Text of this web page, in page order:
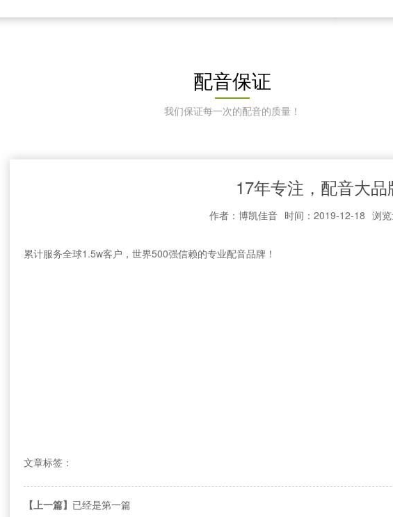
配音保证
我们保证每一次的配音的质量！
17年专注，配音大品
作者：博凯佳音 时间：2019-12-18 浏
累计服务全球1.5w客户，世界500强信赖的专业配音品牌！
文章标签：
【上一篇】 已经是第一篇